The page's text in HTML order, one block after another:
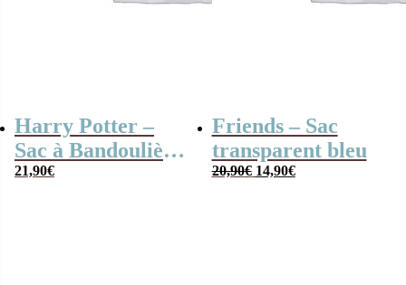
Harry Potter –
Sac à Bandoulière
Gryffondor (17,5
21,90€
Friends – Sac
transparent bleu
20,90€ Le
14,90€Le